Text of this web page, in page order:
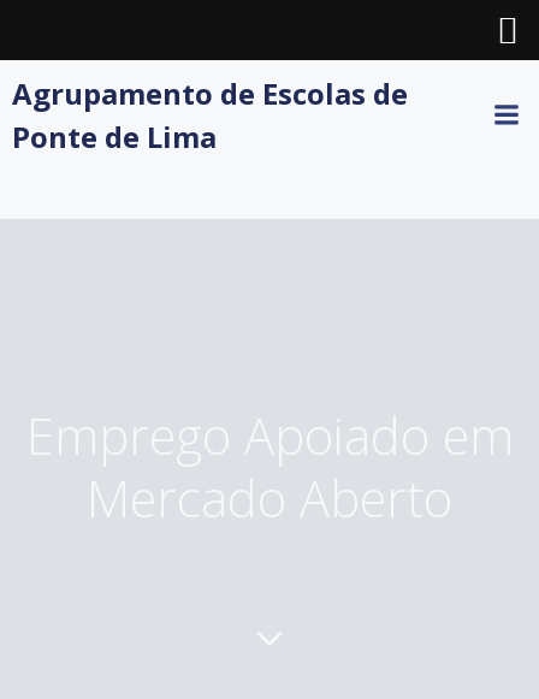
to
Agrupamento de Escolas de
Ponte de Lima
Emprego Apoiado em
Mercado Aberto